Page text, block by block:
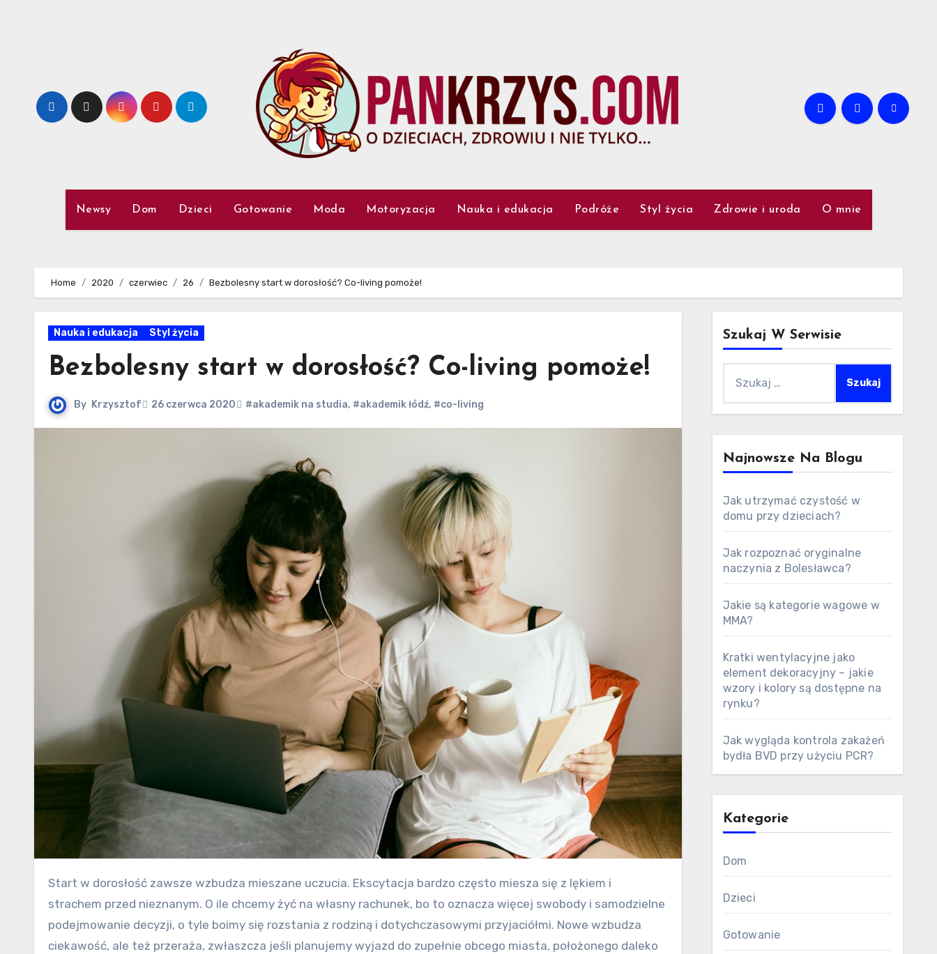
Newsy Dom Dzieci Gotowanie Moda Motoryzacja Nauka i edukacja Podróże Styl życia Zdrowie i uroda O mnie
Home 2020 czerwiec 26 Bezbolesny start w dorosłość? Co-living pomoże!
Nauka i edukacja Styl życia
Bezbolesny start w dorosłość? Co-living pomoże!
By Krzysztof 26 czerwca 2020 #akademik na studia, #akademik łódź, #co-living
Start w dorosłość zawsze wzbudza mieszane uczucia. Ekscytacja bardzo często miesza się z lękiem i
strachem przed nieznanym. O ile chcemy żyć na własny rachunek, bo to oznacza więcej swobody i samodzielne
podejmowanie decyzji, o tyle boimy się rozstania z rodziną i dotychczasowymi przyjaciółmi. Nowe wzbudza
ciekawość, ale też przeraża, zwłaszcza jeśli planujemy wyjazd do zupełnie obcego miasta, położonego daleko
Szukaj W Serwisie
Najnowsze Na Blogu
Jak utrzymać czystość w
domu przy dzieciach?
Jak rozpoznać oryginalne
naczynia z Bolesławca?
Jakie są kategorie wagowe w
MMA?
Kratki wentylacyjne jako
element dekoracyjny – jakie
wzory i kolory są dostępne na
rynku?
Jak wygląda kontrola zakażeń
bydła BVD przy użyciu PCR?
Kategorie
Dom
Dzieci
Gotowanie